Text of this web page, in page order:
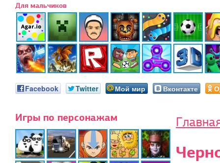
Для мальчиков
Facebook Twitter Мой мир Вконтакте
Игры по персонажам